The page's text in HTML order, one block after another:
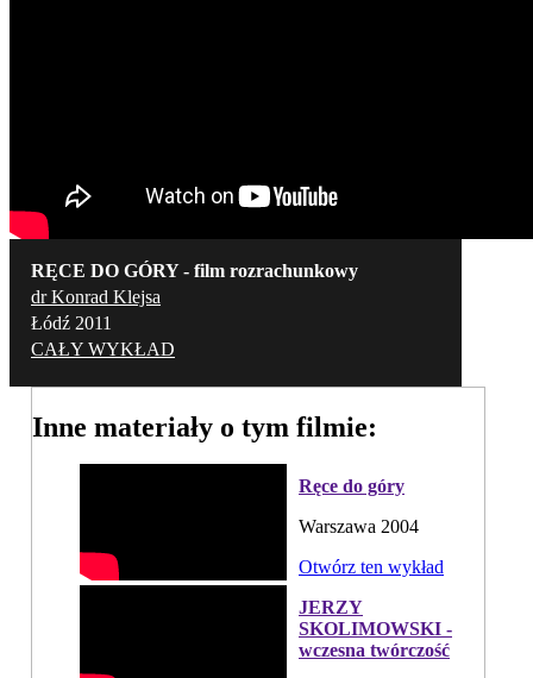
RĘCE DO GÓRY - film rozrachunkowy
dr Konrad Klejsa
Łódź 2011
CAŁY WYKŁAD
Inne materiały o tym filmie:
Ręce do góry
Warszawa 2004
Otwórz ten wykład
JERZY
SKOLIMOWSKI -
wczesna twórczość